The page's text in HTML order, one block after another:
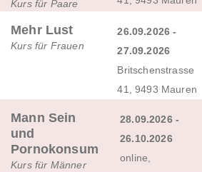
Kurs für Paare
Mehr Lust
Kurs für Frauen
26.09.2026 -
27.09.2026
Britschenstrasse
41, 9493 Mauren
Mann Sein
und
Pornokonsum
Kurs für Männer
28.09.2026 -
26.10.2026
online,